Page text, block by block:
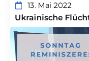
13. Mai 2022
Ukrainische